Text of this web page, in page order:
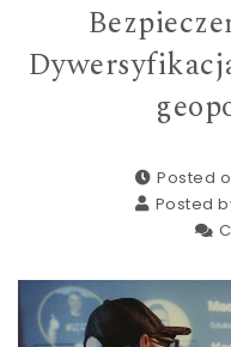
Posted
Posted